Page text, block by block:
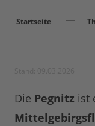
Startseite
Die Pegnitz ist